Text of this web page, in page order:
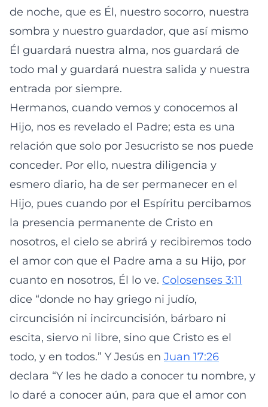
de noche, que es Él, nuestro socorro, nuestra
sombra y nuestro guardador, que así mismo
Él guardará nuestra alma, nos guardará de
todo mal y guardará nuestra salida y nuestra
entrada por siempre.
Hermanos, cuando vemos y conocemos al
Hijo, nos es revelado el Padre; esta es una
relación que solo por Jesucristo se nos puede
conceder. Por ello, nuestra diligencia y
esmero diario, ha de ser permanecer en el
Hijo, pues cuando por el Espíritu percibamos
la presencia permanente de Cristo en
nosotros, el cielo se abrirá y recibiremos todo
el amor con que el Padre ama a su Hijo, por
cuanto en nosotros, Él lo ve. Colosenses 3:11
dice “donde no hay griego ni judío,
circuncisión ni incircuncisión, bárbaro ni
escita, siervo ni libre, sino que Cristo es el
todo, y en todos.” Y Jesús en Juan 17:26
declara “Y les he dado a conocer tu nombre, y
lo daré a conocer aún, para que el amor con